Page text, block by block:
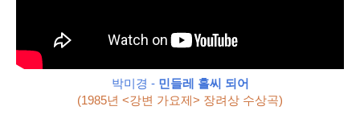
박미경 - 민들레 홀씨 되어
(1985년 <강변 가요제> 장려상 수상곡)